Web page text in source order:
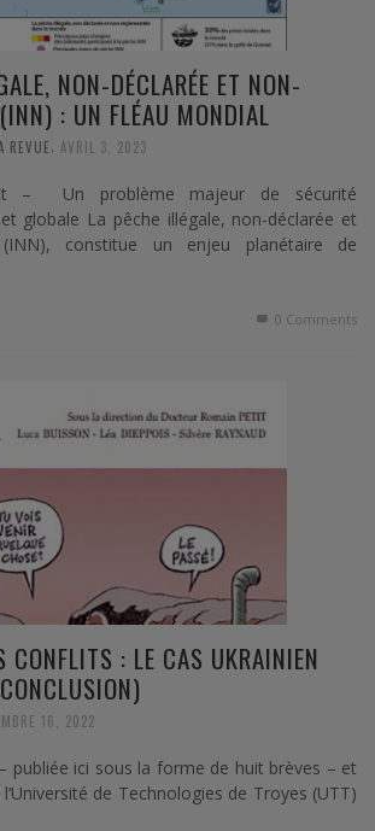
NON-DÉCLARÉE ET NON-
: UN FLÉAU MONDIAL
REVUE AVRIL 3, 2023
– Un problème majeur de sécurité
globale La pêche illégale, non-déclarée et
(INN), constitue un enjeu planétaire de
0 Comments
CONFLITS : LE CAS UKRAINIEN
16, 2022
publiée ici sous la forme de huit brèves – et
de Technologies de Troyes (UTT)